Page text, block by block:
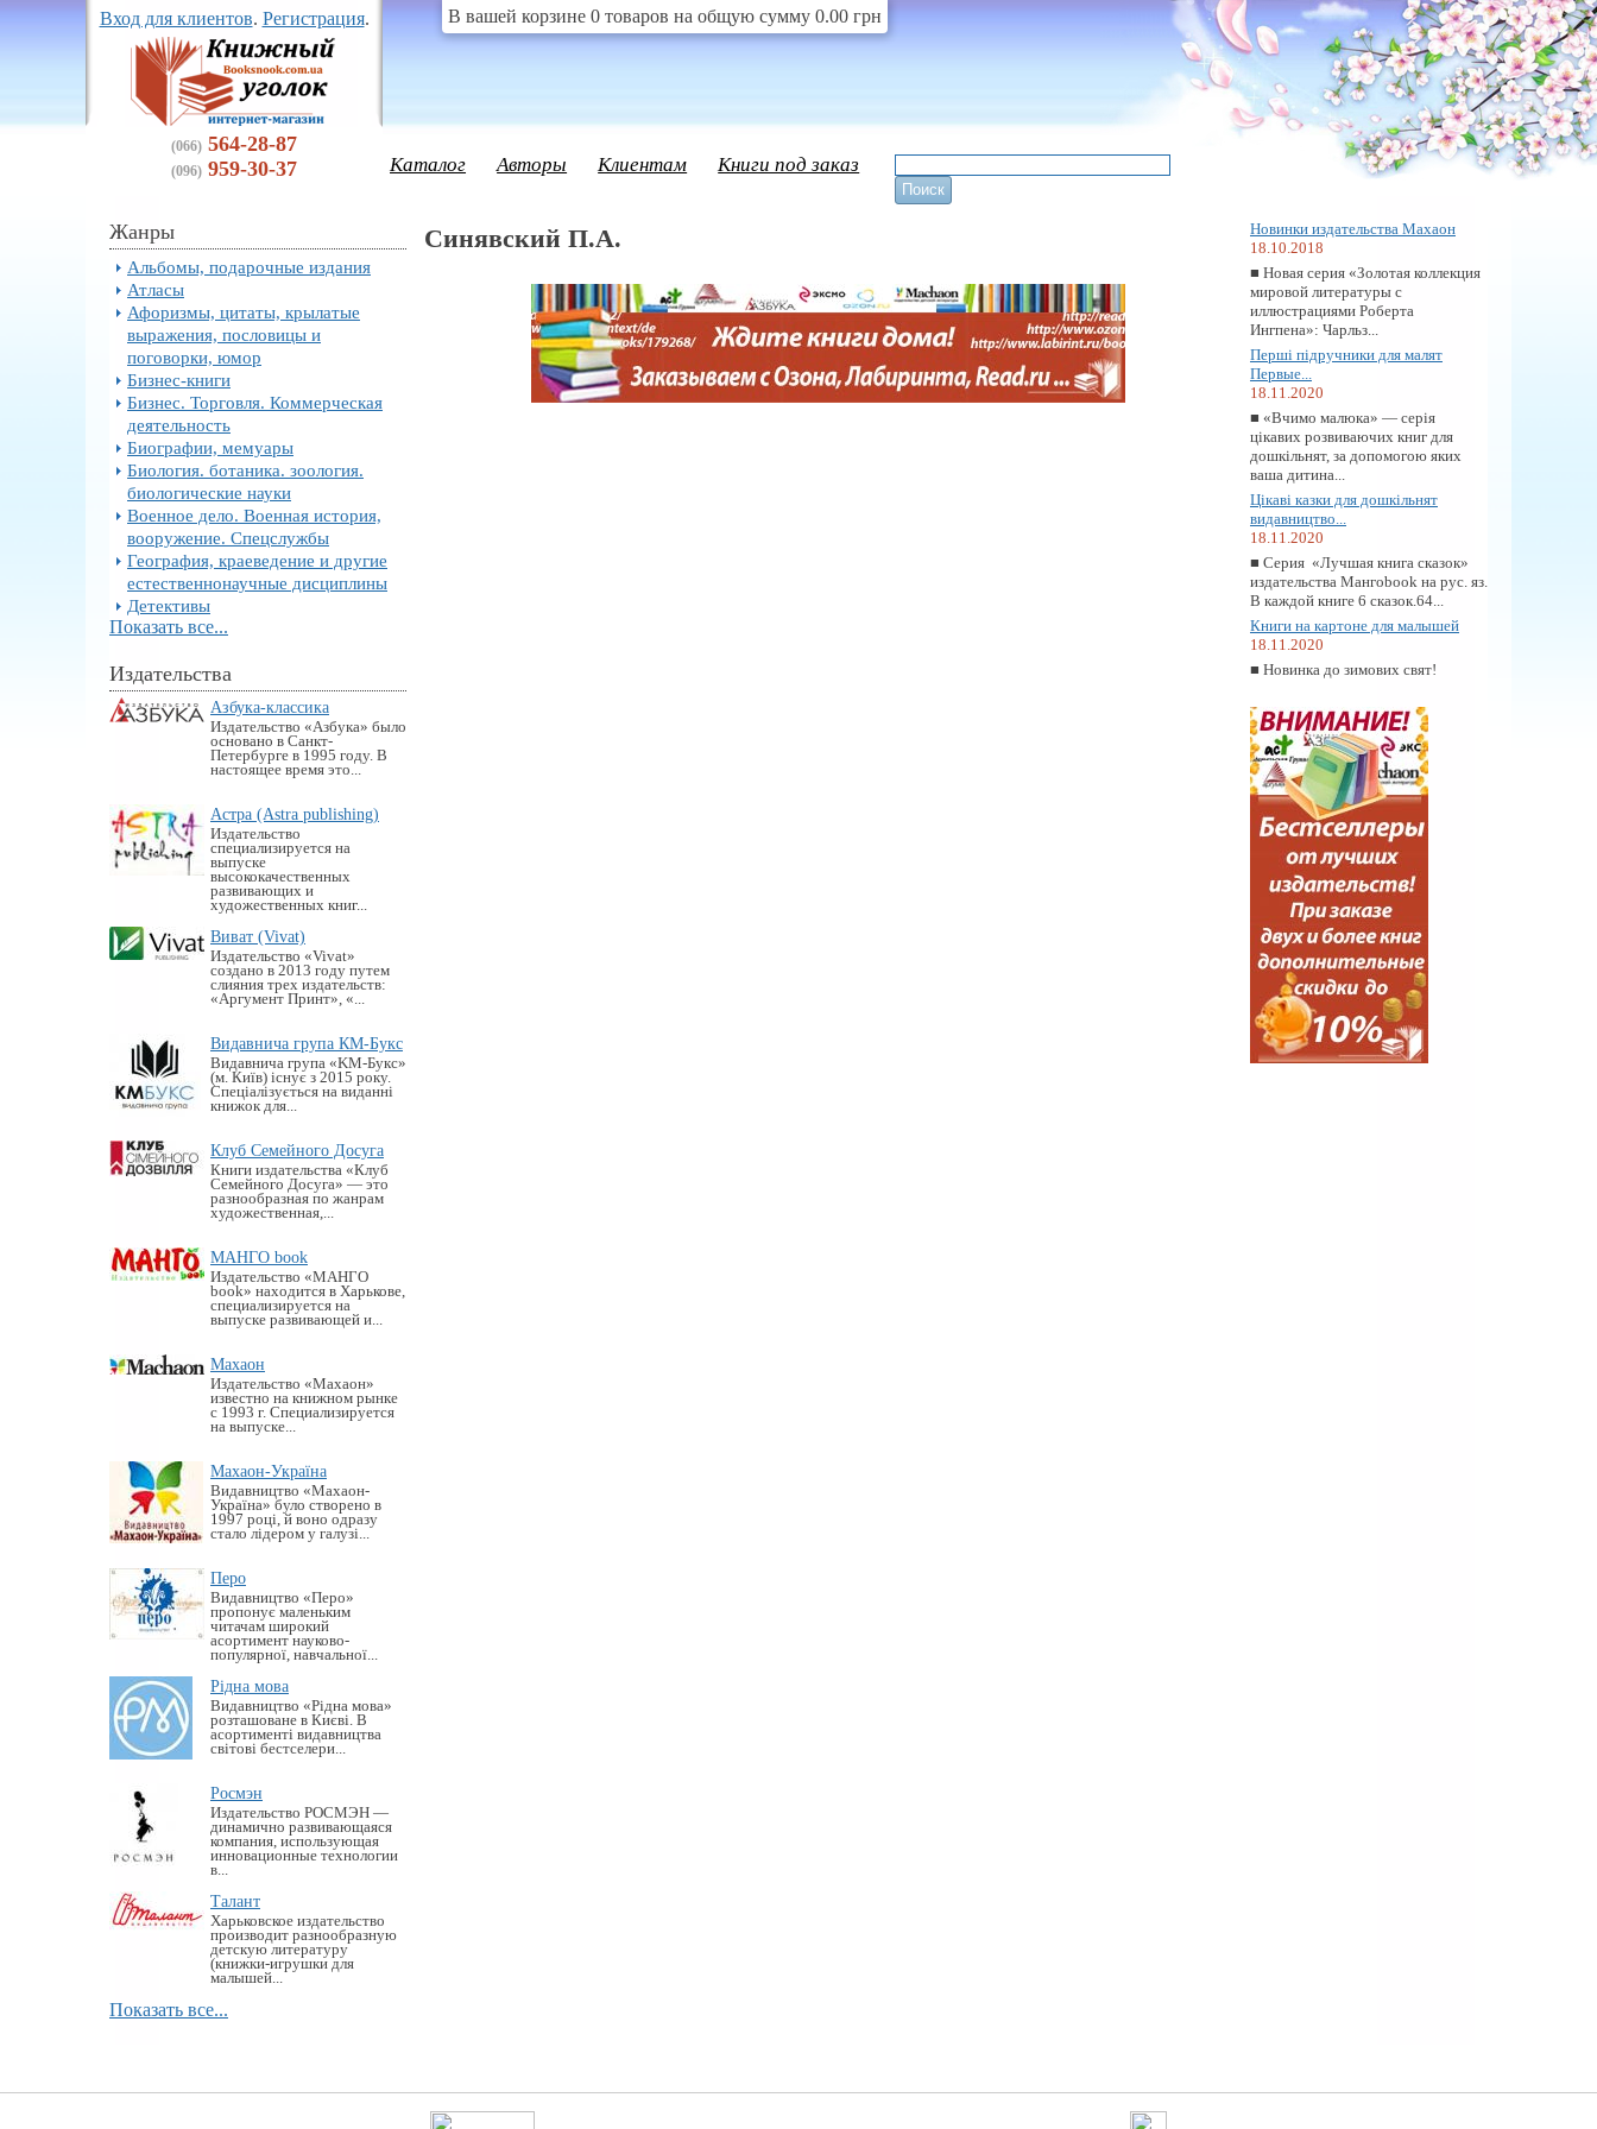
Вход для клиентов. Регистрация.
(066) 564-28-87
(096) 959-30-37
В вашей корзине 0 товаров на общую сумму 0.00 грн
Каталог Авторы Клиентам Книги под заказ
Жанры
Альбомы, подарочные издания
Атласы
Афоризмы, цитаты, крылатые
выражения, пословицы и
поговорки, юмор
Бизнес-книги
Бизнес. Торговля. Коммерческая
деятельность
Биографии, мемуары
Биология. ботаника. зоология.
биологические науки
Военное дело. Военная история,
вооружение. Спецслужбы
География, краеведение и другие
естественнонаучные дисциплины
Детективы
Показать все...
Издательства
Азбука-классика
Издательство «Азбука» было
основано в Санкт-
Петербурге в 1995 году. В
настоящее время это...
Астра (Astra publishing)
Издательство
специализируется на
выпуске
высококачественных
развивающих и
художественных книг...
Виват (Vivat)
Издательство «Vivat»
создано в 2013 году путем
слияния трех издательств:
«Аргумент Принт», «...
Видавнича група КМ-Букс
Видавнича група «KM-Букс»
(м. Київ) існує з 2015 року.
Спеціалізується на виданні
книжок для...
Клуб Семейного Досуга
Книги издательства «Клуб
Семейного Досуга» — это
разнообразная по жанрам
художественная,...
МАНГО book
Издательство «MАНГО
book» находится в Харькове,
специализируется на
выпуске развивающей и...
Махаон
Издательство «Махаон»
известно на книжном рынке
с 1993 г. Специализируется
на выпуске...
Махаон-Україна
Видавництво «Махаон-
Україна» було створено в
1997 році, й воно одразу
стало лідером у галузі...
Перо
Видавництво «Перо»
пропонує маленьким
читачам широкий
асортимент науково-
популярної, навчальної...
Рідна мова
Видавництво «Рідна мова»
розташоване в Києві. В
асортименті видавництва
світові бестселери...
Росмэн
Издательство РОСМЭН —
динамично развивающаяся
компания, использующая
инновационные технологии
в...
Талант
Харьковское издательство
производит разнообразную
детскую литературу
(книжки-игрушки для
малышей...
Показать все...
Новинки издательства Махаон
18.10.2018
■ Новая серия «Золотая коллекция
мировой литературы с
иллюстрациями Роберта
Ингпена»: Чарльз...
Перші підручники для малят
Первые...
18.11.2020
■ «Вчимо малюка» — серія
цікавих розвиваючих книг для
дошкільнят, за допомогою яких
ваша дитина...
Цікаві казки для дошкільнят
видавництво...
18.11.2020
■ Серия «Лучшая книга сказок»
издательства Мангоbook на рус. яз.
В каждой книге 6 сказок.64...
Книги на картоне для малышей
18.11.2020
■ Новинка до зимових свят!
Синявский П.А.